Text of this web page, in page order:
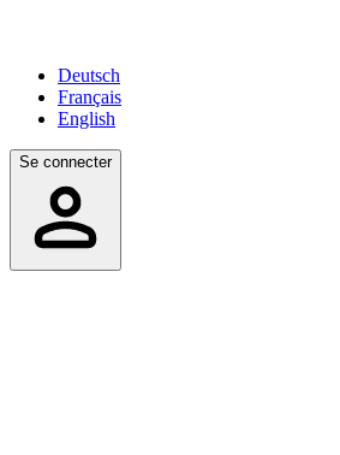
Deutsch
Français
English
Se connecter